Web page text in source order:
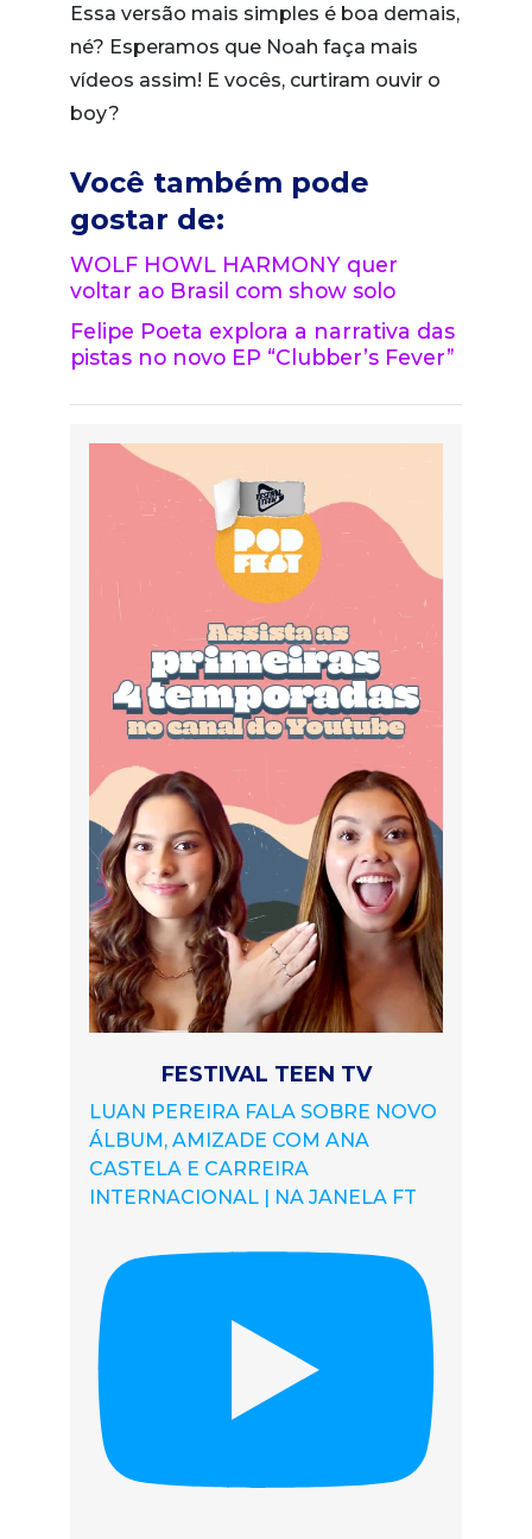
Essa versão mais simples é boa demais,
né? Esperamos que Noah faça mais
vídeos assim! E vocês, curtiram ouvir o
boy?
Você também pode
gostar de:
WOLF HOWL HARMONY quer
voltar ao Brasil com show solo
Felipe Poeta explora a narrativa das
pistas no novo EP “Clubber’s Fever”
FESTIVAL TEEN TV
LUAN PEREIRA FALA SOBRE NOVO
ÁLBUM, AMIZADE COM ANA
CASTELA E CARREIRA
INTERNACIONAL | NA JANELA FT